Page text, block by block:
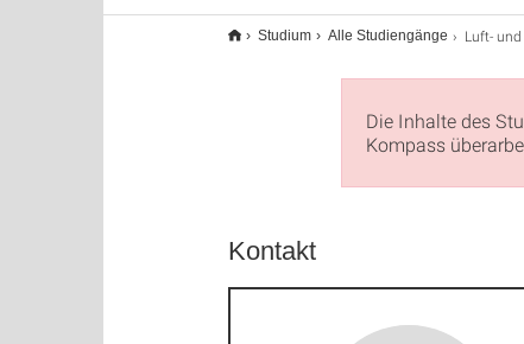
Studium Alle Studiengänge Luft- und
Die Inhalte des
Kompass
Kontakt